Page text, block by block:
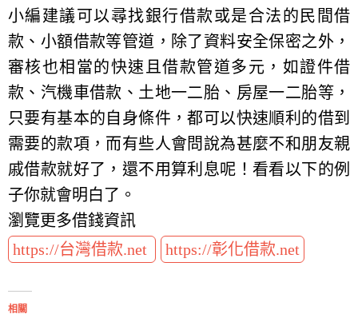
小編建議可以尋找銀行借款或是合法的民間借
款、小額借款等管道，除了資料安全保密之外，
審核也相當的快速且借款管道多元，如證件借
款、汽機車借款、土地一二胎、房屋一二胎等，
只要有基本的自身條件，都可以快速順利的借到
需要的款項，而有些人會問說為甚麼不和朋友親
戚借款就好了，還不用算利息呢！看看以下的例
子你就會明白了。
瀏覽更多借錢資訊
https://台灣借款.net
https://彰化借款.net
相關